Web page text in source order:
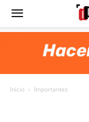
Diario
Inicio Importantes